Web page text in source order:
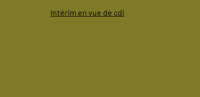
Intérim en vue de cdi